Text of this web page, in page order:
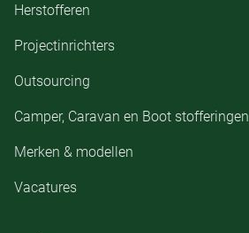
Herstofferen
Projectinrichters
Outsourcing
Camper, Caravan en Boot stofferingen
Merken & modellen
Vacatures